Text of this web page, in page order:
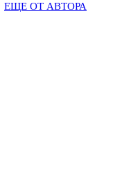
ЕЩЕ ОТ АВТОРА